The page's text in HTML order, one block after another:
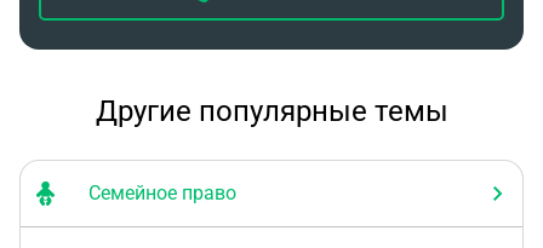
Другие популярные темы
Семейное право